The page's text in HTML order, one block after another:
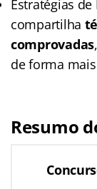
Estratégias
compartilha
comprovadas
de forma
Resumo